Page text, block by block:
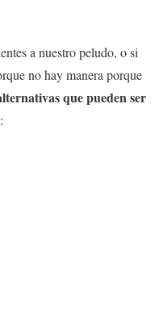
a nuestro peludo, o si
no hay manera porque
que pueden ser